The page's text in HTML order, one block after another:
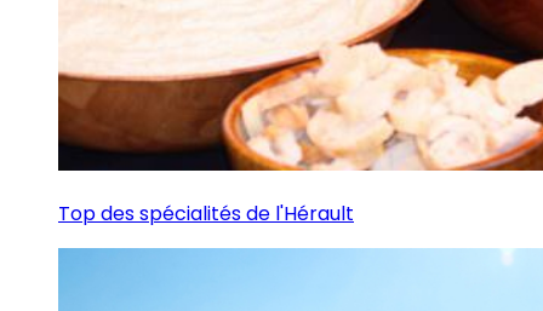
Top des spécialités de l'Hérault